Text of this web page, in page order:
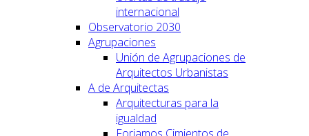
internacional
Observatorio 2030
Agrupaciones
Unión de Agrupaciones de
Arquitectos Urbanistas
A de Arquitectas
Arquitecturas para la
igualdad